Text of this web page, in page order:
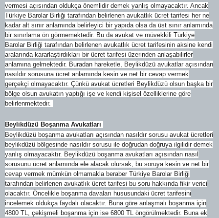
vermesi açısından oldukça önemlidir demek yanlış olmayacaktır. Ancak
Türkiye Barolar Birliği tarafından belirlenen avukatlık ücret tarifesi her ne
kadar alt sınır anlamında belirleyici bir yapıda olsa da üst sınır anlamında
bir sınırlama ön görmemektedir. Bu da avukat ve müvekkili Türkiye
Barolar Birliği tarafından belirlenen avukatlık ücret tarifesinin aksine kendi
aralarında kararlaştirdıkları bir ücret tarifesi üzerinden anlaşabilirler
anlamına gelmektedir. Buradan hareketle, Beylikdüzü avukatlar açısından
nasıldır sorusuna ücret anlamında kesin ve net bir cevap vermek
gerçekçi olmayacaktır. Çünkü avukat ücretleri Beylikdüzü olsun başka bir
bölge olsun avukatın yaptığı işe ve kendi kişisel özelliklerine göre
belirlenmektedir.
Beylikdüzü Boşanma Avukatları
Beylikdüzü boşanma avukatları açısından nasıldır sorusu avukat ücretleri
beylikdüzü bölgesinde nasıldır sorusu ile doğrudan doğruya ilgilidir demek
yanlış olmayacaktır. Beylikdüzü boşanma avukatları açısından nasıl
sorusunu ücret anlamında ele alacak olursak, bu soruya kesin ve net bir
cevap vermek mümkün olmamakla beraber Türkiye Barolar Birliği
tarafından belirlenen avukatlık ücret tarifesi bu soru hakkında fikir verici
olacaktır. Öncelikle boşanma davaları hususundaki ücret tarifesini
incelemek oldukça faydalı olacaktır. Buna göre anlaşmalı boşanma için
4800 TL, çekişmeli boşanma için ise 6800 TL öngörülmektedir. Buna ek